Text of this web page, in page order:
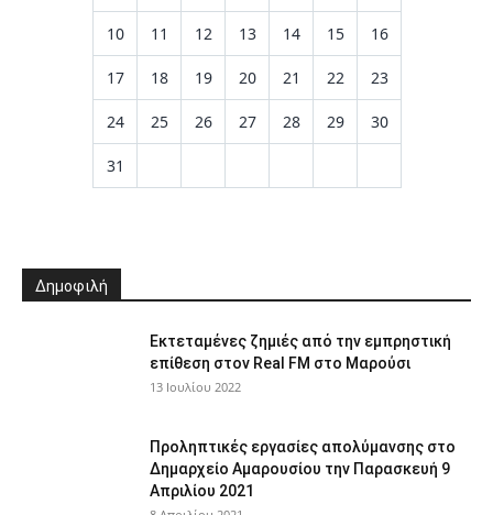
10 11 12 13 14 15 16
17 18 19 20 21 22 23
24 25 26 27 28 29 30
31
Δημοφιλή
Εκτεταμένες ζημιές από την εμπρηστική
επίθεση στον Real FM στο Μαρούσι
13 Ιουλίου 2022
Προληπτικές εργασίες απολύμανσης στο
Δημαρχείο Αμαρουσίου την Παρασκευή 9
Απριλίου 2021